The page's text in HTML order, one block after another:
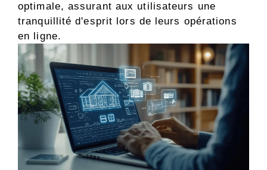
optimale, assurant aux utilisateurs une
tranquillité d'esprit lors de leurs opérations
en ligne.